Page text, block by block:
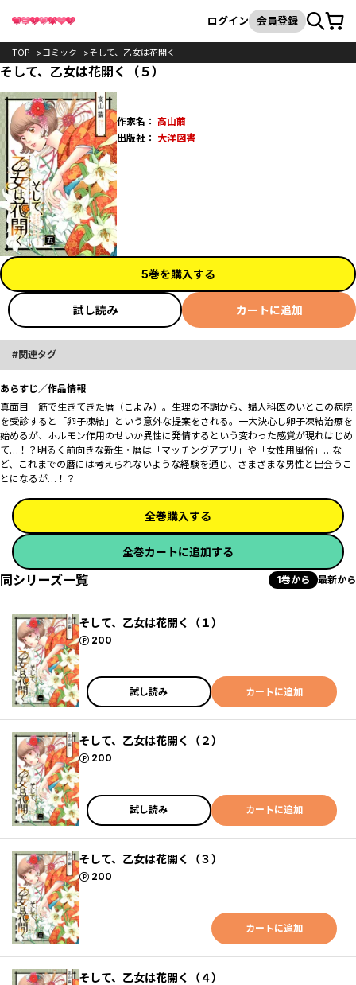
検索
ログイン 会員登録カート
TOP コミック そして、乙女は花開く
そして、乙女は花開く（５）
作家名： 高山繭
出版社： 大洋図書
5巻を購入する
試し読み カートに追加
関連タグ
あらすじ／作品情報
真面目一筋で生きてきた暦（こよみ）。生理の不調から、婦人科医のいとこの病院
を受診すると「卵子凍結」という意外な提案をされる。一大決心し卵子凍結治療を
始めるが、ホルモン作用のせいか異性に発情するという変わった感覚が現れはじめ
て…！？明るく前向きな新生・暦は「マッチングアプリ」や「女性用風俗」…な
ど、これまでの暦には考えられないような経験を通じ、さまざまな男性と出会うこ
とになるが…！？
全巻購入する
全巻カートに追加する
同シリーズ一覧 1巻から 最新から
そして、乙女は花開く（１）
200
ポイント
試し読み カートに追加
そして、乙女は花開く（２）
200
ポイント
試し読み カートに追加
そして、乙女は花開く（３）
200
ポイント
カートに追加
そして、乙女は花開く（４）